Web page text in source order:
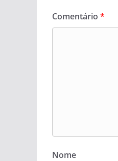
Comentário *
Nome